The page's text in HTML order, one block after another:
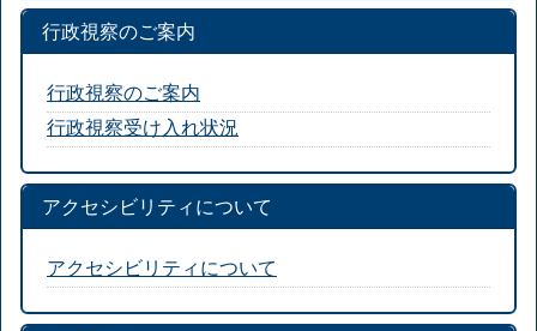
行政視察のご案内
行政視察のご案内
行政視察受け入れ状況
アクセシビリティについて
アクセシビリティについて